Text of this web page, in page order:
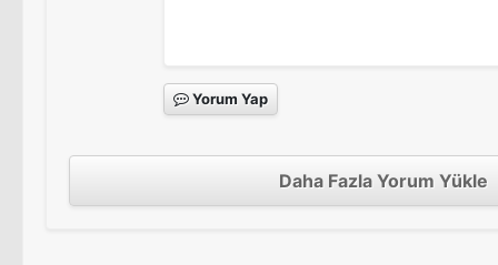
Yorum Yap
Daha Fazla Yorum Yükle